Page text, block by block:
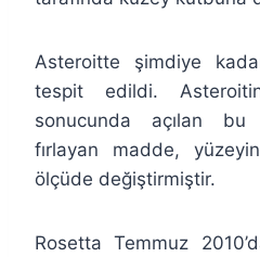
Asteroitte şimdiye
tespit edildi.
sonucunda açılan bu
fırlayan madde,
ölçüde değiştirmiştir.
Rosetta Temmuz